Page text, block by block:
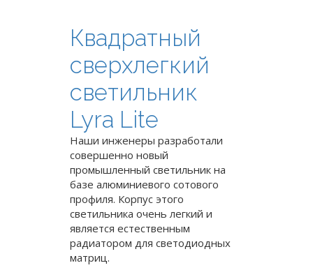
Квадратный
сверхлегкий
светильник
Lyra Lite
Наши инженеры разработали
совершенно новый
промышленный светильник на
базе алюминиевого сотового
профиля. Корпус этого
светильника очень легкий и
является естественным
радиатором для светодиодных
матриц.